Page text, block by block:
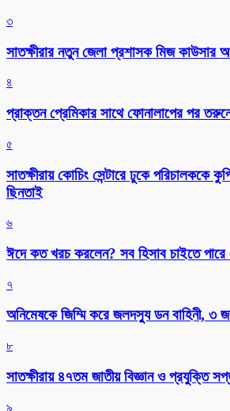
৩
সাতক্ষীরার নতুন জেলা প্রশাসক মিজ কাউসার
৪
প্রাক্তন প্রেমিকার সাথে ফোনালাপের পর
৫
সাতক্ষীরায় কোচিং সেন্টারে ঢুকে পরিচালককে
ছিনতাই
৬
ঈদে কত খরচ করলেন? সব হিসাব চাইতে
৭
অনিমেষকে জিম্মি করে জলদস্যু ডন বাহিনী,
৮
সাতক্ষীরায় ৪৭তম জাতীয় বিজ্ঞান ও প্রযুক্তি
৯